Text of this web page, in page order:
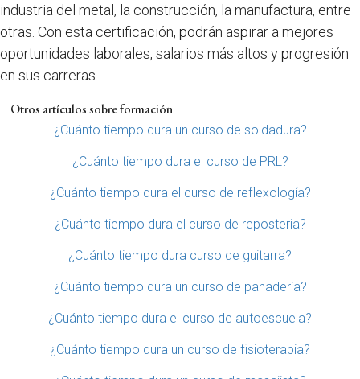
industria del metal, la construcción, la manufactura, entre
otras. Con esta certificación, podrán aspirar a mejores
oportunidades laborales, salarios más altos y progresión
en sus carreras.
Otros artículos sobre formación
¿Cuánto tiempo dura un curso de soldadura?
¿Cuánto tiempo dura el curso de PRL?
¿Cuánto tiempo dura el curso de reflexología?
¿Cuánto tiempo dura el curso de reposteria?
¿Cuánto tiempo dura curso de guitarra?
¿Cuánto tiempo dura un curso de panadería?
¿Cuánto tiempo dura el curso de autoescuela?
¿Cuánto tiempo dura un curso de fisioterapia?